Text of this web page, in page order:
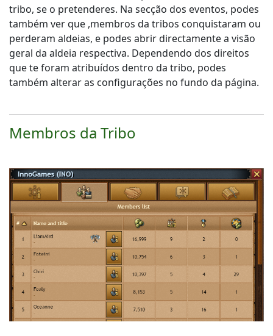
tribo, se o pretenderes. Na secção dos eventos, podes
também ver que ,membros da tribos conquistaram ou
perderam aldeias, e podes abrir directamente a visão
geral da aldeia respectiva. Dependendo dos direitos
que te foram atribuídos dentro da tribo, podes
também alterar as configurações no fundo da página.
Membros da Tribo